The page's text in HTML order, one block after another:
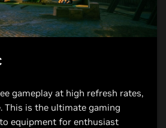
gameplay at high refresh rates,
This is the ultimate gaming
equipment for enthusiast